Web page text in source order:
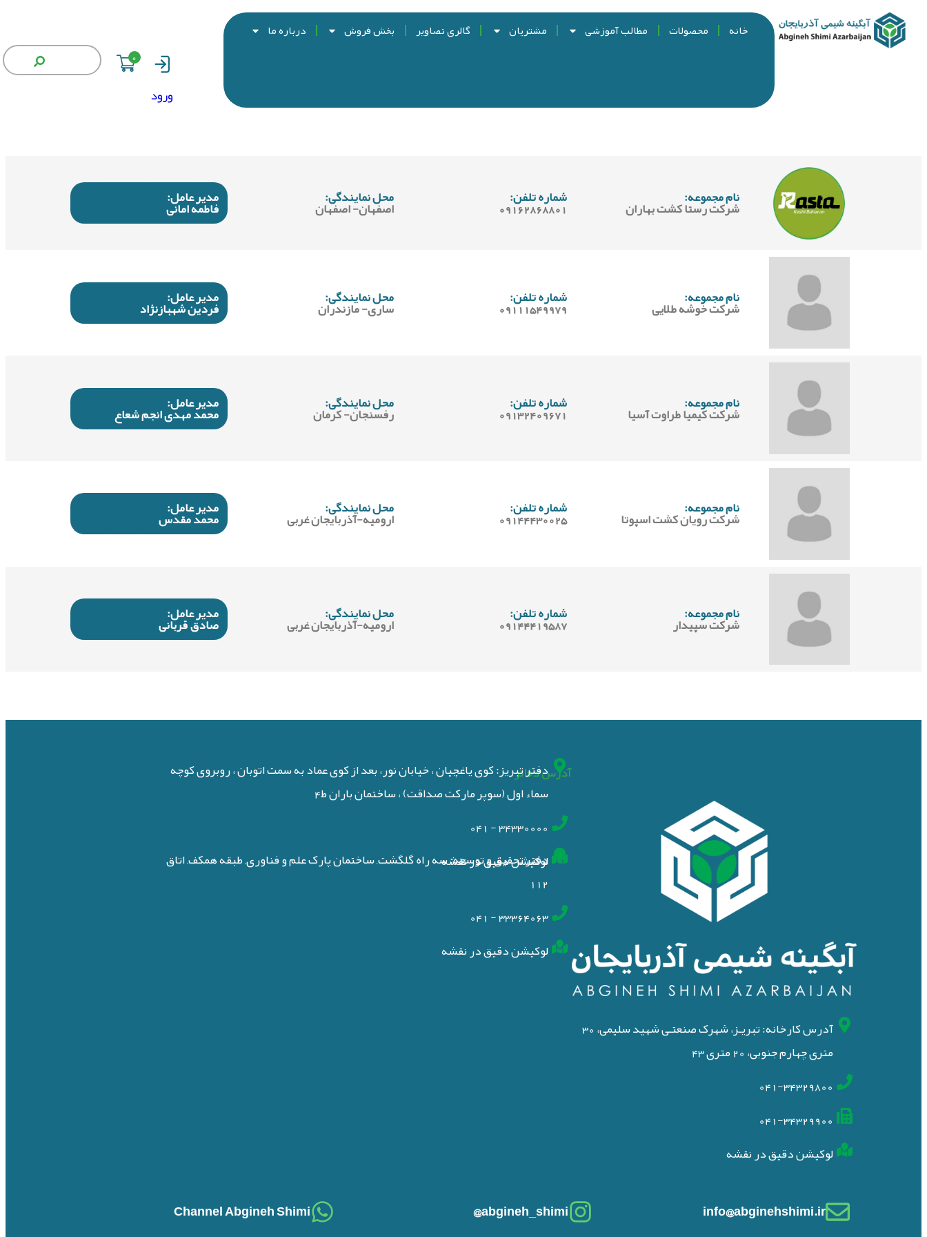
خانه محصولات مطالب آموزشی مشتریان گالری تصاویر بخش فروش درباره ما
ورود
0
نام مجموعه:
شرکت رستا کشت بهاران شماره تلفن:
09162868801 محل نمایندگی:
اصفهان- اصفهان مدیر عامل:
فاطمه امانی
نام مجموعه:
شرکت خوشه طلایی شماره تلفن:
09111549979 محل نمایندگی:
ساری- مازندران مدیر عامل:
فردین شهبازنژاد
نام مجموعه:
شرکت کیمیا طراوت آسیا شماره تلفن:
09132409671 محل نمایندگی:
رفسنجان- کرمان مدیر عامل:
محمد مهدی انجم شعاع
نام مجموعه:
شرکت رویان کشت اسپوتا شماره تلفن:
‪09144430025‬‏ محل نمایندگی:
ارومیه-آذربایجان غربی مدیر عامل:
محمد مقدس
نام مجموعه:
شرکت سپیدار شماره تلفن:
09144419587 محل نمایندگی:
ارومیه-آذربایجان غربی مدیر عامل:
صادق قربانی
آدرس کارخانه: تبریـز، شهرک صنعتـی شهید سلیمی، 30
متری چهارم جنوبی، 20 متری 43
041-34329800
041-34329900
لوکیشن دقیق در نقشه
آدرس دفاتر
دفتر تبریز: کوی یاغچیان ، خیابان نور، بعد از کوی عماد به سمت اتوبان ، روبروی کوچه
سماء اول (سوپر مارکت صداقت) ، ساختمان باران ط4
34330000 - 041
لوکیشن دقیق در نقشه
دفتر تحقیق و توسعه: سه راه گلگشت, ساختمان پارک علم و فناوری, طبقه همکف, اتاق
112
33364063 - 041
لوکیشن دقیق در نقشه
info@abginehshimi.ir
abgineh_shimi@
Channel Abgineh Shimi